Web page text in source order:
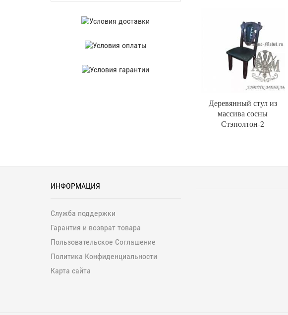
Деревянный стул из
массива сосны
Стэполтон-2
ИНФОРМАЦИЯ
Служба поддержки
Гарантия и возврат товара
Пользовательское Соглашение
Политика Конфиденциальности
Карта сайта